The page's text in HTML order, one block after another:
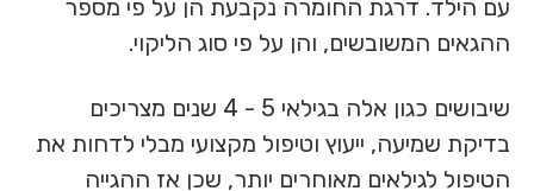
עם הילד. דרגת החומרה נקבעת הן על פי מספר
ההגאים המשובשים, והן על פי סוג הליקוי.
שיבושים כגון אלה בגילאי 5 - 4 שנים מצריכים
בדיקת שמיעה, ייעוץ וטיפול מקצועי מבלי לדחות את
הטיפול לגילאים מאוחרים יותר, שכן אז ההגייה